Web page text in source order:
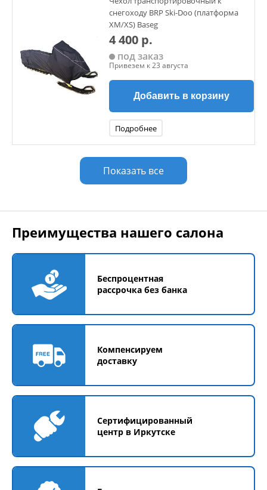
снегоходу BRP Ski-Doo (платформа
XM/XS) Baseg
4 400 р.
под заказ
Привезем к 23 августа
Добавить в корзину
Подробнее
Показать все
Преимущества нашего салона
Беспроцентная
рассрочка без банка
Компенсируем
доставку
Сертифицированный
центр в Иркутске